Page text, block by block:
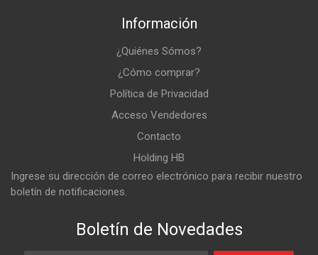
Información
¿Quiénes Sómos?
¿Cómo comprar?
Política de Privacidad
Acceso Vendedores
Contacto
Holding HB
Ingrese su dirección de correo electrónico para recibir nuestro
boletín de notificaciones.
Boletín de Novedades